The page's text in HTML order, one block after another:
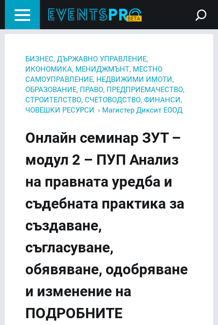
БИЗНЕС, ДЪРЖАВНО УПРАВЛЕНИЕ,
ИКОНОМИКА, МЕНИДЖМЪНТ, МЕСТНО
САМОУПРАВЛЕНИЕ, НЕДВИЖИМИ ИМОТИ,
ОБРАЗОВАНИЕ, ПРАВО, ПРЕДПРИЕМАЧЕСТВО,
СТРОИТЕЛСТВО, СЧЕТОВОДСТВО, ФИНАНСИ,
ЧОВЕШКИ РЕСУРСИ › Магистер Диксит ЕООД
Онлайн семинар ЗУТ –
модул 2 – ПУП Анализ
на правната уредба и
съдебната практика за
създаване,
съгласуване,
обявяване, одобряване
и изменение на
ПОДРОБНИТЕ